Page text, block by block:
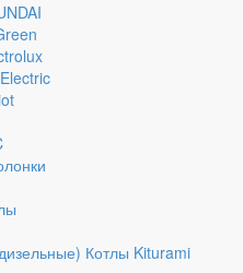
Котлы Kiturami